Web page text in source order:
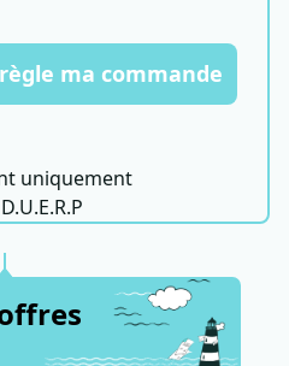
ma commande
uniquement